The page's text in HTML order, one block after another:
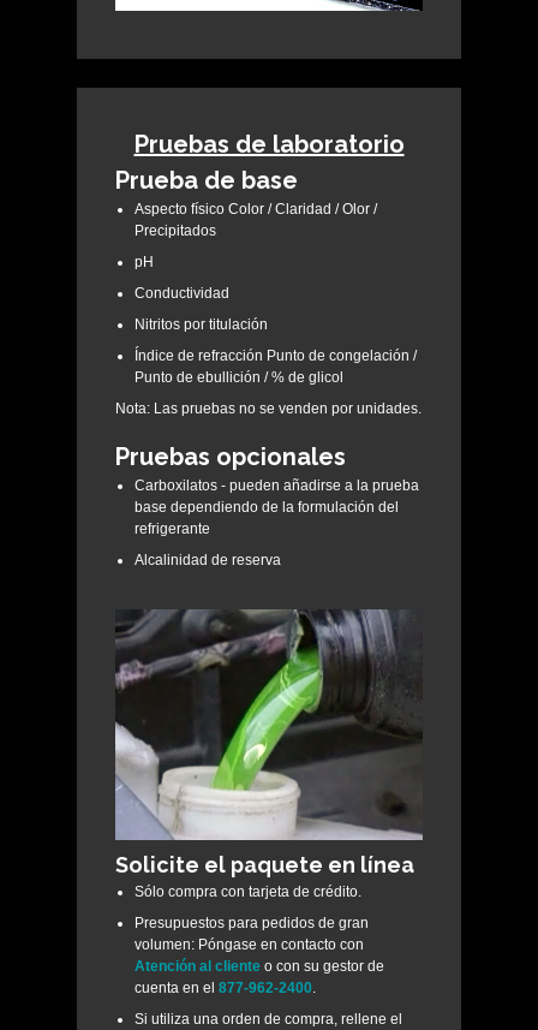
Pruebas de laboratorio
Prueba de base
Aspecto físico Color / Claridad / Olor /
Precipitados
pH
Conductividad
Nitritos por titulación
Índice de refracción Punto de congelación /
Punto de ebullición / % de glicol
Nota: Las pruebas no se venden por unidades.
Pruebas opcionales
Carboxilatos - pueden añadirse a la prueba
base dependiendo de la formulación del
refrigerante
Alcalinidad de reserva
Solicite el paquete en línea
Sólo compra con tarjeta de crédito.
Presupuestos para pedidos de gran
volumen: Póngase en contacto con
Atención al cliente o con su gestor de
cuenta en el 877-962-2400
Si utiliza una orden de compra, rellene el